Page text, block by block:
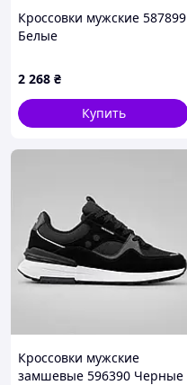
Кроссовки мужские 587899
Белые
2 268 ₴
Купить
Кроссовки мужские
замшевые 596390 Черные